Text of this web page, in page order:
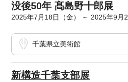
没後50年 髙島野十郎展
2025年7月18日（金） ～ 2025年9月
千葉県立美術館
新構造千葉支部展